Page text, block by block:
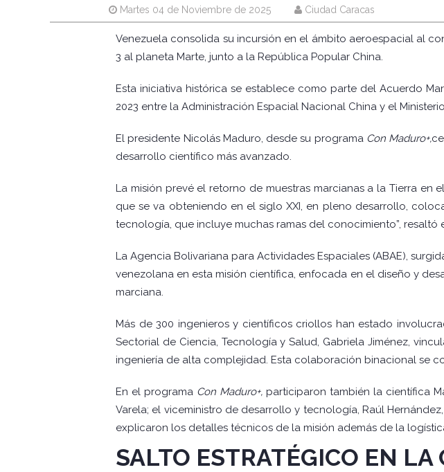
Martes 04 de Noviembre de 2025 Ciudad Caracas
Venezuela consolida su incursión en el ámbito aeroespacial al
3 al planeta Marte, junto a la República Popular China.
Esta iniciativa histórica se establece como parte del Acuerdo
2023 entre la Administración Espacial Nacional China y el
El presidente Nicolás Maduro, desde su programa Con Maduro+,
desarrollo científico más avanzado.
La misión prevé el retorno de muestras marcianas a la Tierra
que se va obteniendo en el siglo XXI, en pleno desarrollo,
tecnología, que incluye muchas ramas del conocimiento”, resaltó
La Agencia Bolivariana para Actividades Espaciales (ABAE),
venezolana en esta misión científica, enfocada en el diseño y
marciana.
Más de 300 ingenieros y científicos criollos han estado
Sectorial de Ciencia, Tecnología y Salud, Gabriela Jiménez,
ingeniería de alta complejidad. Esta colaboración binacional se
En el programa Con Maduro+,participaron también la científica
Varela; el viceministro de desarrollo y tecnología, Raúl
explicaron los detalles técnicos de la misión además de la
SALTO ESTRATÉGICO EN LA